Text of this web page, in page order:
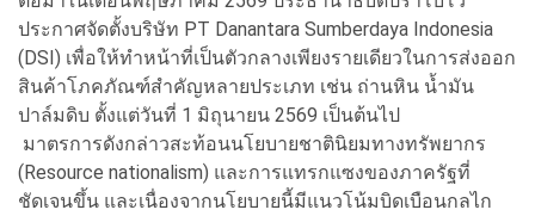
ประกาศจัดตั้งบริษัท PT Danantara Sumberdaya Indonesia
(DSI) เพื่อให้ทำหน้าที่เป็นตัวกลางเพียงรายเดียวในการส่งออก
สินค้าโภคภัณฑ์สำคัญหลายประเภท เช่น ถ่านหิน น้ำมัน
ปาล์มดิบ ตั้งแต่วันที่ 1 มิถุนายน 2569 เป็นต้นไป
มาตรการดังกล่าวสะท้อนนโยบายชาตินิยมทางทรัพยากร
(Resource nationalism) และการแทรกแซงของภาครัฐที่
ชัดเจนขึ้น และเนื่องจากนโยบายนี้มีแนวโน้มบิดเบือนกลไก